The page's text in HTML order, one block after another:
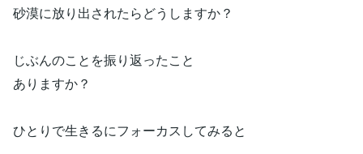
砂漠に放り出されたらどうしますか？
じぶんのことを振り返ったこと
ありますか？
ひとりで生きるにフォーカスしてみると